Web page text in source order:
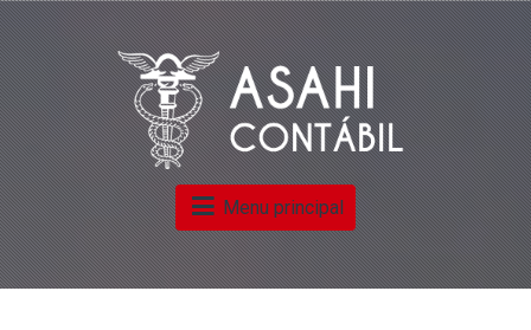
Menu principal